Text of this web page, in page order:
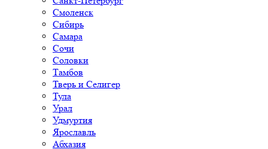
Смоленск
Сибирь
Самара
Сочи
Соловки
Тамбов
Тверь и Селигер
Тула
Урал
Удмуртия
Ярославль
Абхазия